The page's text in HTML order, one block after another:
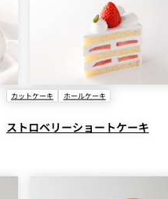
カットケーキ ホールケーキ
ストロベリーショートケーキ